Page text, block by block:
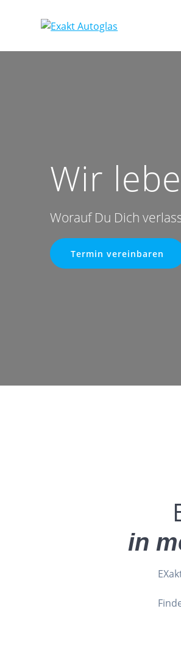
Wir
Worauf Du Dich
Termin vereinbaren
in